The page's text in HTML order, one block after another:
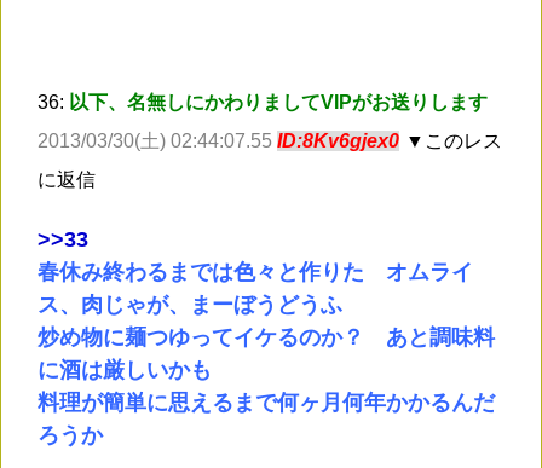
36: 以下、名無しにかわりましてVIPがお送りします
2013/03/30(土) 02:44:07.55 ID:8Kv6gjex0 ▼このレス
に返信
>>33
春休み終わるまでは色々と作りた オムライ
ス、肉じゃが、まーぼうどうふ
炒め物に麺つゆってイケるのか？ あと調味料
に酒は厳しいかも
料理が簡単に思えるまで何ヶ月何年かかるんだ
ろうか